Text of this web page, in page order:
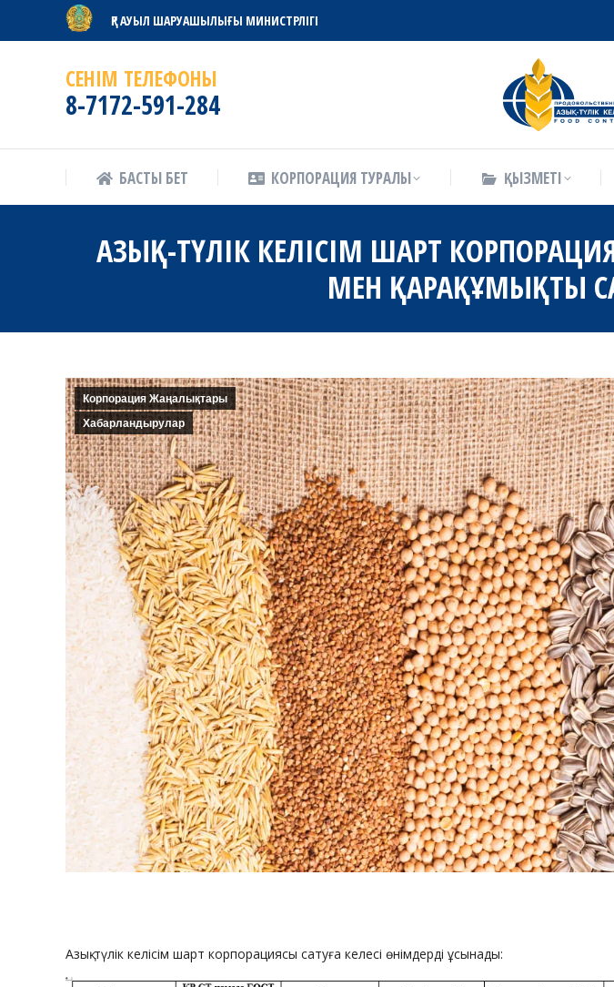
ҚР АУЫЛ ШАРУАШЫЛЫҒЫ МИНИСТРЛІГІ
СЕНІМ ТЕЛЕФОНЫ
8-7172-591-284
БАСТЫ БЕТ КОРПОРАЦИЯ ТУРАЛЫ ҚЫЗМЕТІ
АЗЫҚ-ТҮЛІК КЕЛІСІМ ШАРТ
МЕН ҚАРАҚҰМЫҚТЫ
Корпорация Жаңалықтары
Хабарландырулар
Азық-түлік келісім шарт корпорациясы сатуға келесі өнімдерді ұсынады:
БАСТЫ БЕТ КОРПОРАЦИЯ ТУРАЛЫ